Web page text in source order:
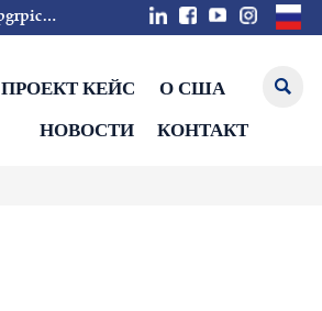
consult@spgrpic.com
ПРОЕКТ КЕЙС
О США
НОВОСТИ
КОНТАКТ
